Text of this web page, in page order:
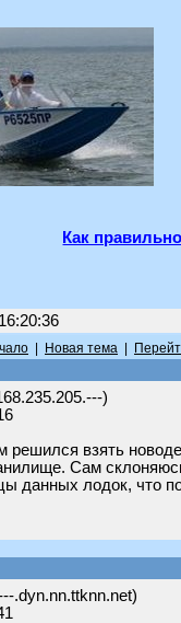
Как
Новая тема
)
взять
Сам
данных лодок, что
.dyn.nn.ttknn.net)